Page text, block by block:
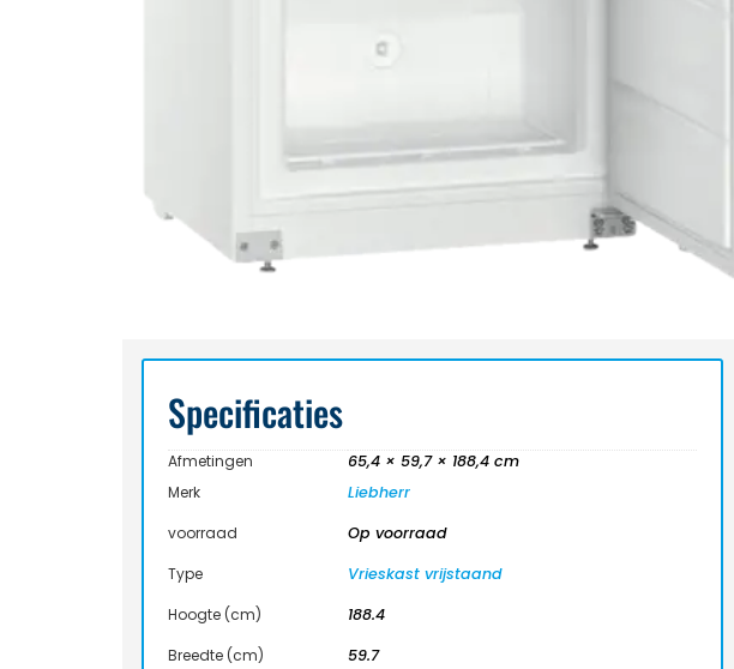
Specificaties
Afmetingen
65,4 × 59,7 × 188,4 cm
Merk
Liebherr
voorraad
Op voorraad
Type
Vrieskast vrijstaand
Hoogte (cm)
188.4
Breedte (cm)
59.7